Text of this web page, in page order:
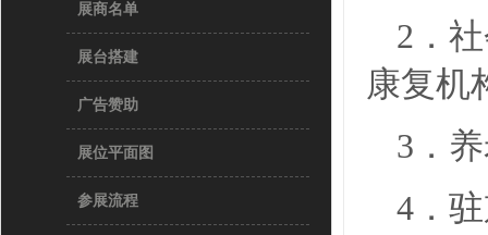
展商名单
展台搭建
广告赞助
展位平面图
参展流程
2．
康复机
3．
4．